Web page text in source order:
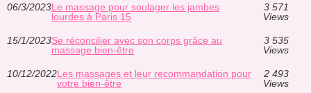
06/3/2023Le massage pour soulager les jambes
lourdes à Paris 15
3 571
Views
15/1/2023Se réconcilier avec son corps grâce au
massage bien-être
3 535
Views
10/12/2022Les massages et leur recommandation pour
votre bien-être
2 493
Views